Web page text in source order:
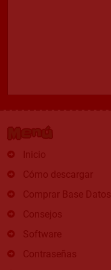
Menú
Inicio
Cómo descargar
Comprar Base Datos
Consejos
Software
Contraseñas